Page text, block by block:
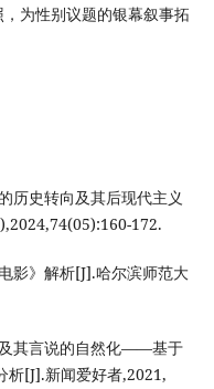
为性别议题的银幕叙事拓
历史转向及其后现代主义
172.
影》解析[J].哈尔滨师范大
其言说的自然化——基于
析[J].新闻爱好者,2021,